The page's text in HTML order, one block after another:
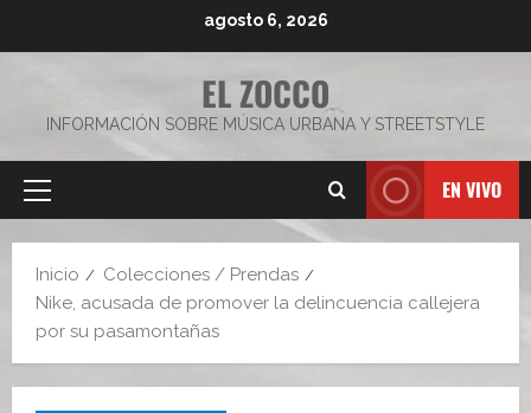
agosto 6, 2026
EL ZOCCO
INFORMACIÓN SOBRE MÚSICA URBANA Y STREETSTYLE
Menú
EN VIVO
Inicio
Colecciones / Prendas
Nike, acusada de promover la delincuencia callejera
por su pasamontañas